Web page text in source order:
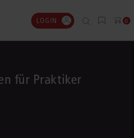
LOGIN 0
für Praktiker